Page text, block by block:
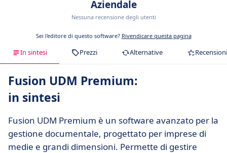
Aziendale
Nessuna recensione degli utenti
Sei l'editore di questo software? Rivendicare questa pagina
In sintesi Prezzi Alternative Recensioni
Fusion UDM Premium:
in sintesi
Fusion UDM Premium è un software avanzato per la
gestione documentale, progettato per imprese di
medie e grandi dimensioni. Permette di gestire